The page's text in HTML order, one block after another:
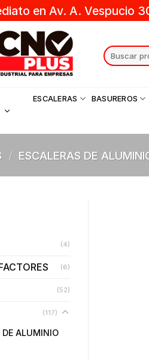
en Av. A. Vespucio
Search
for:
ESCALERAS BASUREROS
/ ESCALERAS DE
(4)
(6)
(52)
(117)
DE ALUMINIO